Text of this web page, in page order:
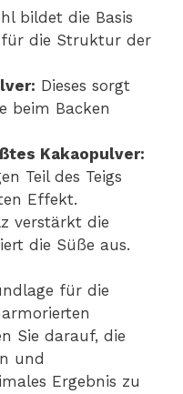
bildet die Basis
für die Struktur der
Dieses sorgt
beim Backen
Kakaopulver:
Teil des Teigs
Effekt.
verstärkt die
die Süße aus.
für die
Sie darauf, die
und
Ergebnis zu